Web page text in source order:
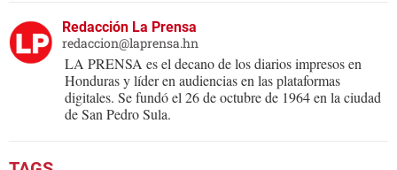
Redacción La Prensa
redaccion@laprensa.hn
LA PRENSA es el decano de los diarios impresos en
Honduras y líder en audiencias en las plataformas
digitales. Se fundó el 26 de octubre de 1964 en la ciudad
de San Pedro Sula.